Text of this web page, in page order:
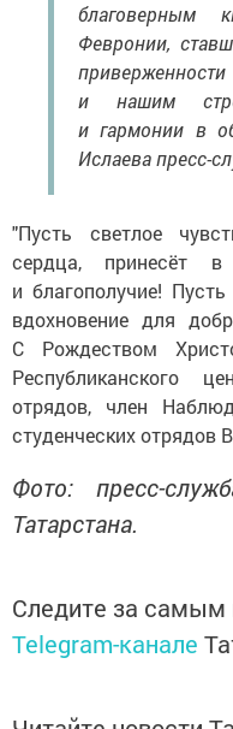
благоверным
Февронии,
и нашим
и гармонии в
Ислаева пресс-
"Пусть светлое
сердца, принесёт
и благополучие!
вдохновение для
С Рождеством
Республиканского
отрядов, член
студенческих отрядов
Фото: пресс-
Татарстана.
Следите за
Telegram-канале